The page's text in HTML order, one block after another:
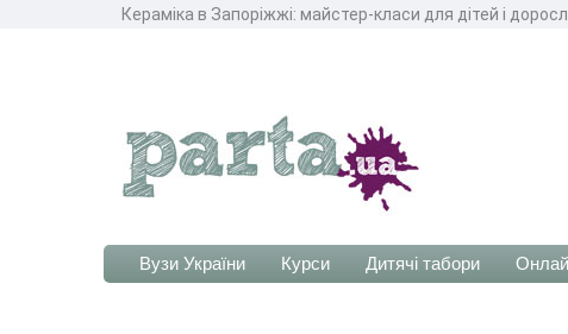
Кераміка в Запоріжжі: майстер-класи для дітей і
Вузи України Курси Дитячі табори